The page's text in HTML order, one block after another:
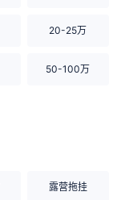
20-25万
50-100万
露营拖挂